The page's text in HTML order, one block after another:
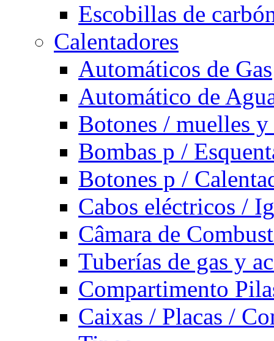
Escobillas de
Calentadores
Automáticos de Gas
Automático de
Botones / muelles
Bombas p /
Botones p /
Cabos eléctricos /
Câmara de
Tuberías de gas y
Compartimento
Caixas / Placas /